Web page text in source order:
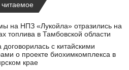
на НПЗ «Лукойла» отразились на
топлива в Тамбовской области
договорилась с китайскими
о проекте биохимкомплекса в
крае